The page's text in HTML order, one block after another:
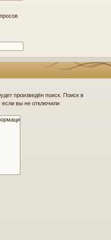
произведён поиск. Поиск в
если вы не отключили